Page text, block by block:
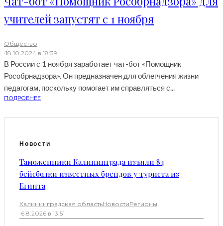
учителей запустят с 1 ноября
Общество
·18.10.2024 в 18:39
В России с 1 ноября заработает чат-бот «Помощник
Рособрнадзора». Он предназначен для облегчения жизни
педагогам, поскольку помогает им справляться с...
ПОДРОБНЕЕ
Новости
Таможенники Калининграда изъяли 84
бейсболки известных брендов у туриста из
Египта
Калининградская областьНовостиРегионы
·6.8.2026 в 13:51